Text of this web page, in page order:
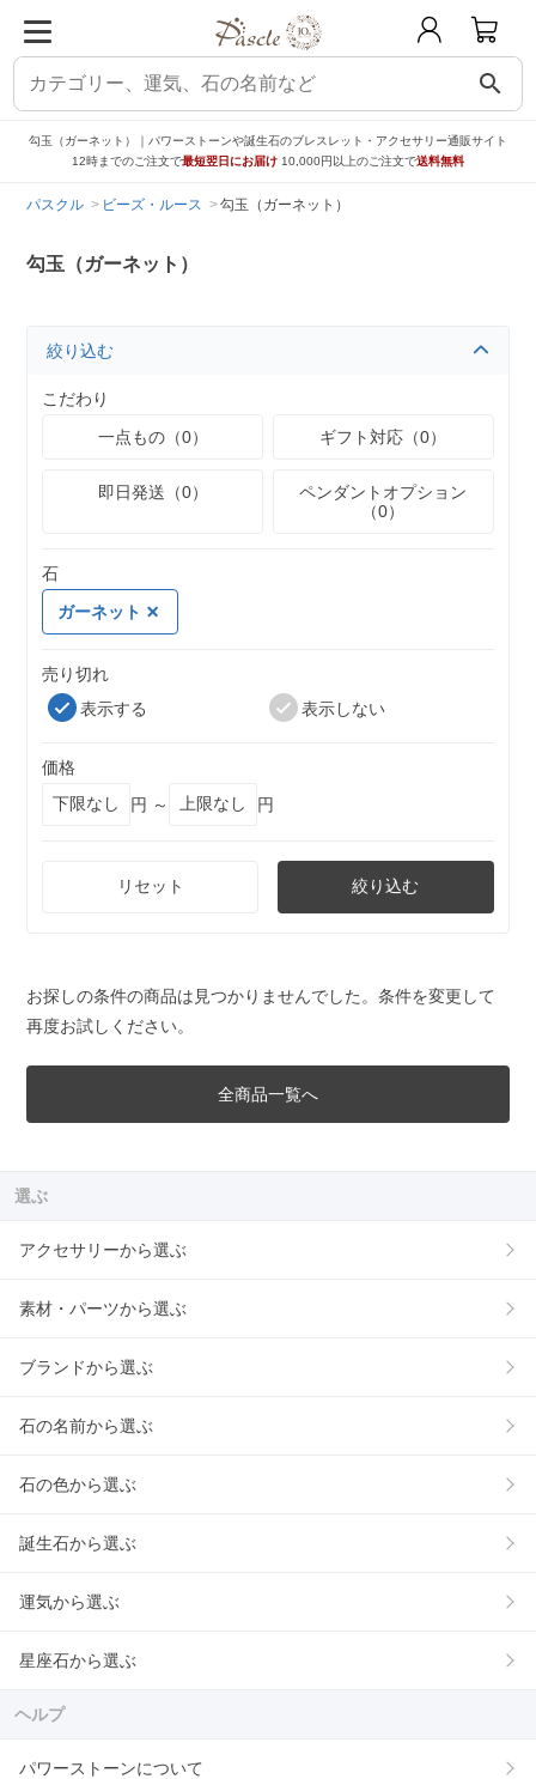
search
勾玉（ガーネット）｜パワーストーンや誕生石のブレスレット・アクセサリー通販サイト
12時までのご注文で最短翌日にお届け 10,000円以上のご注文で送料無料
パスクル ビーズ・ルース 勾玉（ガーネット）
勾玉（ガーネット）
絞り込む
こだわり
一点もの（0）
ギフト対応（0）
即日発送（0）
ペンダントオプション
（0）
石
ガーネット
売り切れ
表示する
表示しない
価格
円 ～
円
リセット 絞り込む
お探しの条件の商品は見つかりませんでした。条件を変更して
再度お試しください。
全商品一覧へ
選ぶ
アクセサリーから選ぶ
素材・パーツから選ぶ
ブランドから選ぶ
石の名前から選ぶ
石の色から選ぶ
誕生石から選ぶ
運気から選ぶ
星座石から選ぶ
ヘルプ
パワーストーンについて